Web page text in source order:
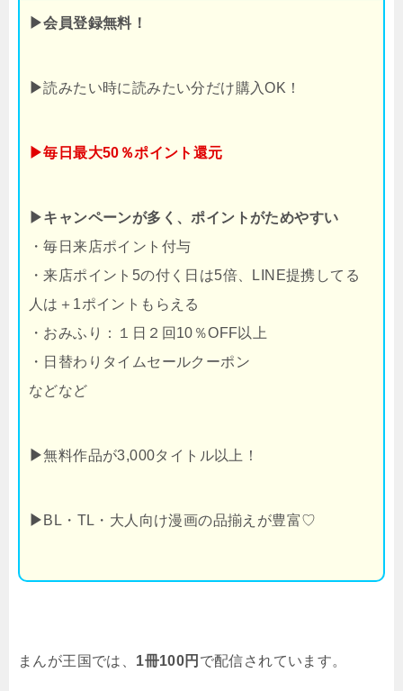
▶会員登録無料！
▶読みたい時に読みたい分だけ購入OK！
▶毎日最大50％ポイント還元
▶キャンペーンが多く、ポイントがためやすい
・毎日来店ポイント付与
・来店ポイント5の付く日は5倍、LINE提携してる
人は＋1ポイントもらえる
・おみふり：１日２回10％OFF以上
・日替わりタイムセールクーポン
などなど
▶無料作品が3,000タイトル以上！
▶ BL・TL・大人向け漫画の品揃えが豊富♡
まんが王国では、 1冊100円 で配信されています。